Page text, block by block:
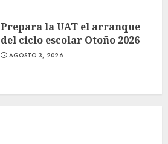
Prepara la UAT el arranque
del ciclo escolar Otoño 2026
AGOSTO 3, 2026